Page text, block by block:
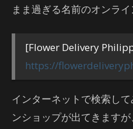
まま過ぎる名前のオンライ
[Flower Delivery
https://
インターネットで検索し
ンショップが出てきます